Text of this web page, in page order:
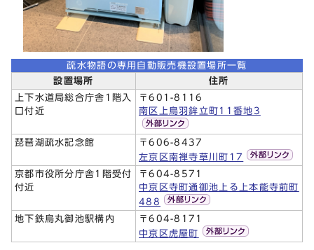
疏水物語の専用自動販売機設置場所一覧
設置場所
住所
上下水道局総合庁舎1階入
口付近
〒601-8116
南区上鳥羽鉾立町11番地3
琵琶湖疏水記念館
〒606-8437
左京区南禅寺草川町17
京都市役所分庁舎1階受付
付近
〒604-8571
中京区寺町通御池上る上本能寺前町
488
地下鉄烏丸御池駅構内
〒604-8171
中京区虎屋町